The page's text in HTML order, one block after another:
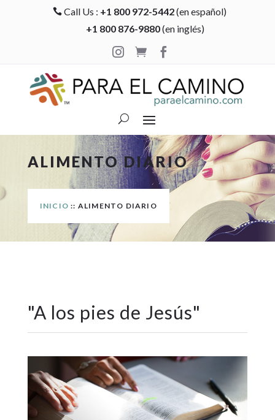
 Call Us : +1 800 972-5442(en español)
+1 800 876-9880(en inglés)

 
ALIMENTO DIARIO
INICIO :: ALIMENTO DIARIO
"A los pies de Jesús"